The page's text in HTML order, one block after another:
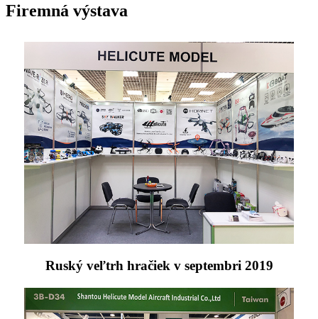
Firemná výstava
Ruský veľtrh hračiek v septembri 2019